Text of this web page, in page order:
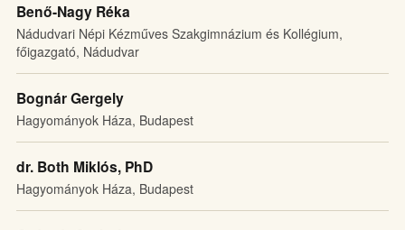
Benő-Nagy Réka
Nádudvari Népi Kézműves Szakgimnázium és Kollégium,
főigazgató, Nádudvar
Bognár Gergely
Hagyományok Háza, Budapest
dr. Both Miklós, PhD
Hagyományok Háza, Budapest